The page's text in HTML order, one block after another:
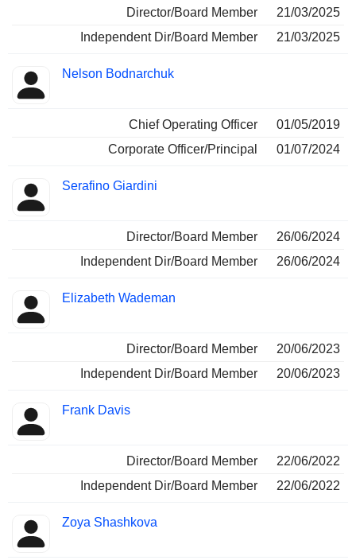
Director/Board Member
21/03/2025
Independent Dir/Board Member
21/03/2025
Nelson Bodnarchuk
Chief Operating Officer
01/05/2019
Corporate Officer/Principal
01/07/2024
Serafino Giardini
Director/Board Member
26/06/2024
Independent Dir/Board Member
26/06/2024
Elizabeth Wademan
Director/Board Member
20/06/2023
Independent Dir/Board Member
20/06/2023
Frank Davis
Director/Board Member
22/06/2022
Independent Dir/Board Member
22/06/2022
Zoya Shashkova